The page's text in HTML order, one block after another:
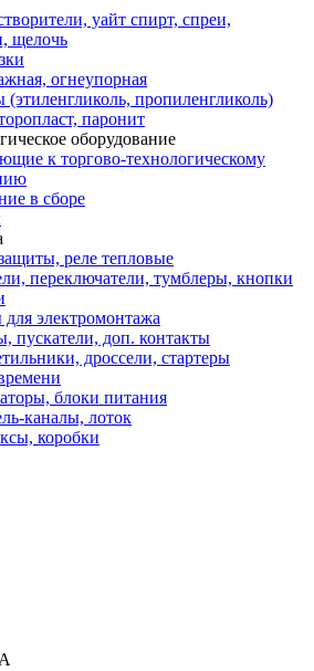
уайт спирт, спреи,
щелочь
огнеупорная
пропиленгликоль)
паронит
оборудование
к торгово-технологическому
в сборе
реле тепловые
переключатели, тумблеры, кнопки
электромонтажа
пускатели, доп. контакты
дроссели, стартеры
блоки питания
каналы, лоток
коробки